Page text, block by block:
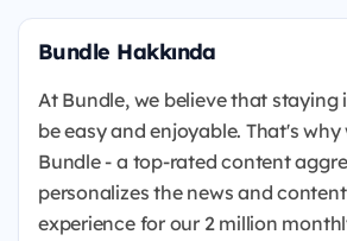
Bundle Hakkında
At Bundle, we believe that staying
be easy and enjoyable. That's why
Bundle - a top-rated content
personalizes the news and
experience for our 2 million